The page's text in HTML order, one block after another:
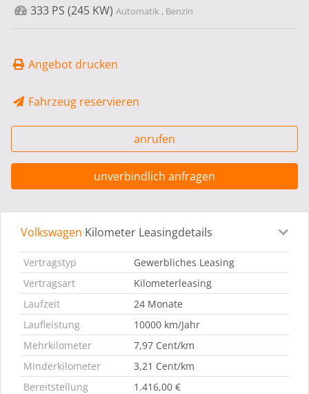
333 PS (245 KW) Automatik , Benzin
Angebot drucken
Fahrzeug reservieren
anrufen
unverbindlich anfragen
Leasingdetails Fahrzeugdetails Ausstattung
Volkswagen Kilometer Leasingdetails
Vertragstyp
Gewerbliches Leasing
Vertragsart
Kilometerleasing
Laufzeit
24 Monate
Laufleistung
10000 km/Jahr
Mehrkilometer
7,97 Cent/km
Minderkilometer
3,21 Cent/km
Bereitstellung
1.416,00 €